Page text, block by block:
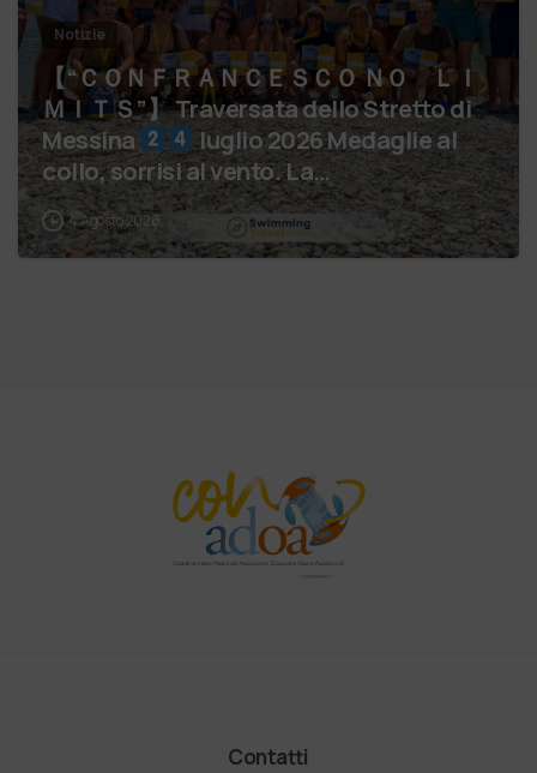
Notizie
【 “ＣＯＮＦＲＡＮＣＥＳＣＯ ＮＯ ＬＩ
ＭＩＴＳ”】 Traversata dello Stretto di
Messina
luglio 2026 Medaglie al
collo, sorrisi al vento. La…
4 Agosto 2026
Contatti